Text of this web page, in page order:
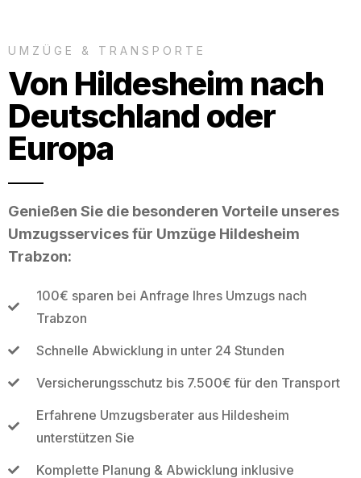
UMZÜGE & TRANSPORTE
Von Hildesheim nach
Deutschland oder
Europa
Genießen Sie die besonderen Vorteile unseres
Umzugsservices für Umzüge Hildesheim
Trabzon:
100€ sparen bei Anfrage Ihres Umzugs nach
Trabzon
Schnelle Abwicklung in unter 24 Stunden
Versicherungsschutz bis 7.500€ für den Transport
Erfahrene Umzugsberater aus Hildesheim
unterstützen Sie
Komplette Planung & Abwicklung inklusive